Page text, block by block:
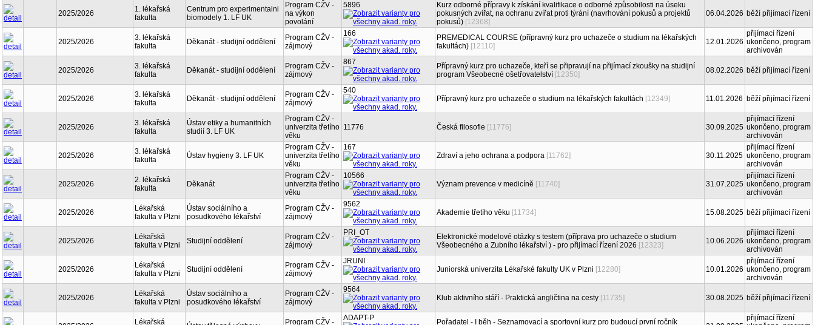
2025/2026
1. lékařská
fakulta
Centrum pro experimentalni
biomodely 1. LF UK
Program CŽV -
na výkon
povolání
5896
Kurz odborné přípravy k získání kvalifikace o odborné způsobilosti na úseku
pokusných zvířat, na ochranu zvířat proti týrání (navrhování pokusů a projektů
pokusů) [12368]
06.04.2026 běží přijímací řízení
2025/2026
3. lékařská
fakulta
Děkanát - studijní oddělení
Program CŽV -
zájmový
166
PREMEDICAL COURSE (přípravný kurz pro uchazeče o studium na lékařských
fakultách) [12110] 12.01.2026
přijímací řízení
ukončeno, program
archivován
2025/2026
3. lékařská
fakulta
Děkanát - studijní oddělení
Program CŽV -
zájmový
867
Přípravný kurz pro uchazeče, kteří se připravují na přijímací zkoušky na studijní
program Všeobecné ošetřovatelství [12350] 08.02.2026 běží přijímací řízení
2025/2026
3. lékařská
fakulta
Děkanát - studijní oddělení
Program CŽV -
zájmový
540
Přípravný kurz pro uchazeče o studium na lékařských fakultách [12349] 11.01.2026 běží přijímací řízení
2025/2026
3. lékařská
fakulta
Ústav etiky a humanitních
studií 3. LF UK
Program CŽV -
univerzita třetího
věku
11776 Česká filosofie [11776] 30.09.2025
přijímací řízení
ukončeno, program
archivován
2025/2026
3. lékařská
fakulta
Ústav hygieny 3. LF UK
Program CŽV -
univerzita třetího
věku
167
Zdraví a jeho ochrana a podpora [11762] 30.11.2025
přijímací řízení
ukončeno, program
archivován
2025/2026
2. lékařská
fakulta
Děkanát
Program CŽV -
univerzita třetího
věku
10566
Význam prevence v medicíně [11740] 31.07.2025
přijímací řízení
ukončeno, program
archivován
2025/2026
Lékařská
fakulta v Plzni
Ústav sociálního a
posudkového lékařství
Program CŽV -
zájmový
9562
Akademie třetího věku [11734] 15.08.2025 běží přijímací řízení
2025/2026
Lékařská
fakulta v Plzni
Studijní oddělení
Program CŽV -
zájmový
PRI_OT
Elektronické modelové otázky s testem (příprava pro uchazeče o studium
Všeobecného a Zubního lékařství ) - pro přijímací řízení 2026 [12323] 10.06.2026
přijímací řízení
ukončeno, program
archivován
2025/2026
Lékařská
fakulta v Plzni
Studijní oddělení
Program CŽV -
zájmový
JRUNI
Juniorská univerzita Lékařské fakulty UK v Plzni [12280] 10.01.2026
přijímací řízení
ukončeno, program
archivován
2025/2026
Lékařská
fakulta v Plzni
Ústav sociálního a
posudkového lékařství
Program CŽV -
zájmový
9564
Klub aktivního stáří - Praktická angličtina na cesty [11735] 30.08.2025 běží přijímací řízení
Lékařská
Program CŽV -
ADAPT-P
Pořadatel - I běh - Seznamovací a sportovní kurz pro budoucí první ročník
přijímací řízení